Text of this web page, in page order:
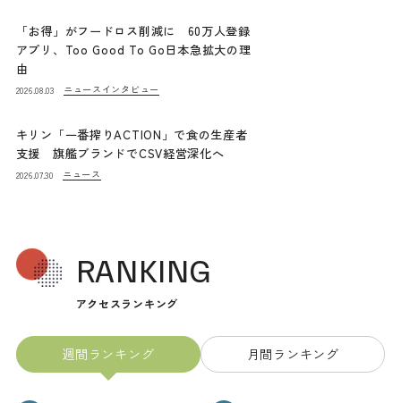
「お得」がフードロス削減に 60万人登録
アプリ、Too Good To Go日本急拡大の理
由
2026.08.03 ニュース インタビュー
キリン「一番搾りACTION」で食の生産者
支援 旗艦ブランドでCSV経営深化へ
2026.07.30 ニュース
RANKING
アクセスランキング
週間ランキング 月間ランキング